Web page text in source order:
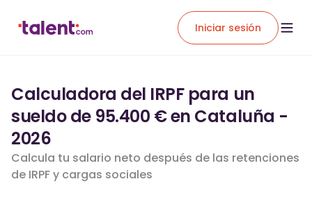
Iniciar sesión
Calculadora del IRPF para un
sueldo de 95.400 € en Cataluña -
2026
Calcula tu salario neto después de las retenciones
de IRPF y cargas sociales